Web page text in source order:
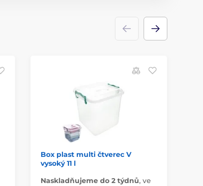
Box plast multi čtverec V
vysoký 11 l
Naskladňujeme do 2 týdnů, ve